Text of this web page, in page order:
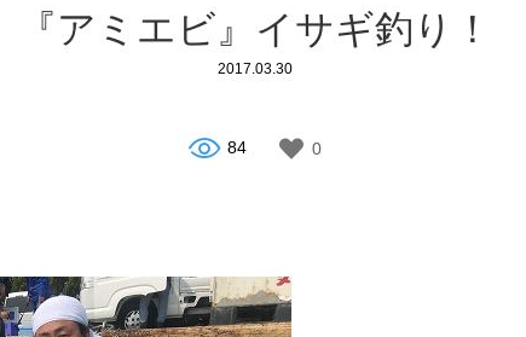
『アミエビ』イサギ釣り！
2017.03.30
84 0